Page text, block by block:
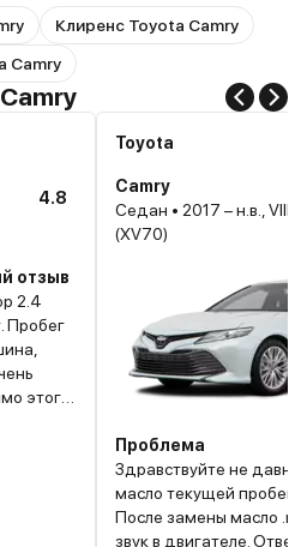
Клиренс Toyota Camry
Camry
4.8
отзыв
Пробег
этого,
а
себя
Toyota
Camry
Седан • 2017 – н.в., VIII
(XV70)
Проблема
Здравствуйте не давно поменял
масло текущей пробег
После замены масло
звук в двигателе. Отвезли в